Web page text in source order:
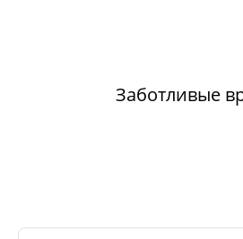
Заботливые